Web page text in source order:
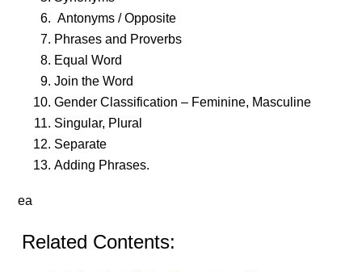
Antonyms / Opposite
Phrases and Proverbs
Equal Word
Join the Word
Gender Classification – Feminine, Masculine
Singular, Plural
Separate
Adding Phrases.
ea
Related Contents: